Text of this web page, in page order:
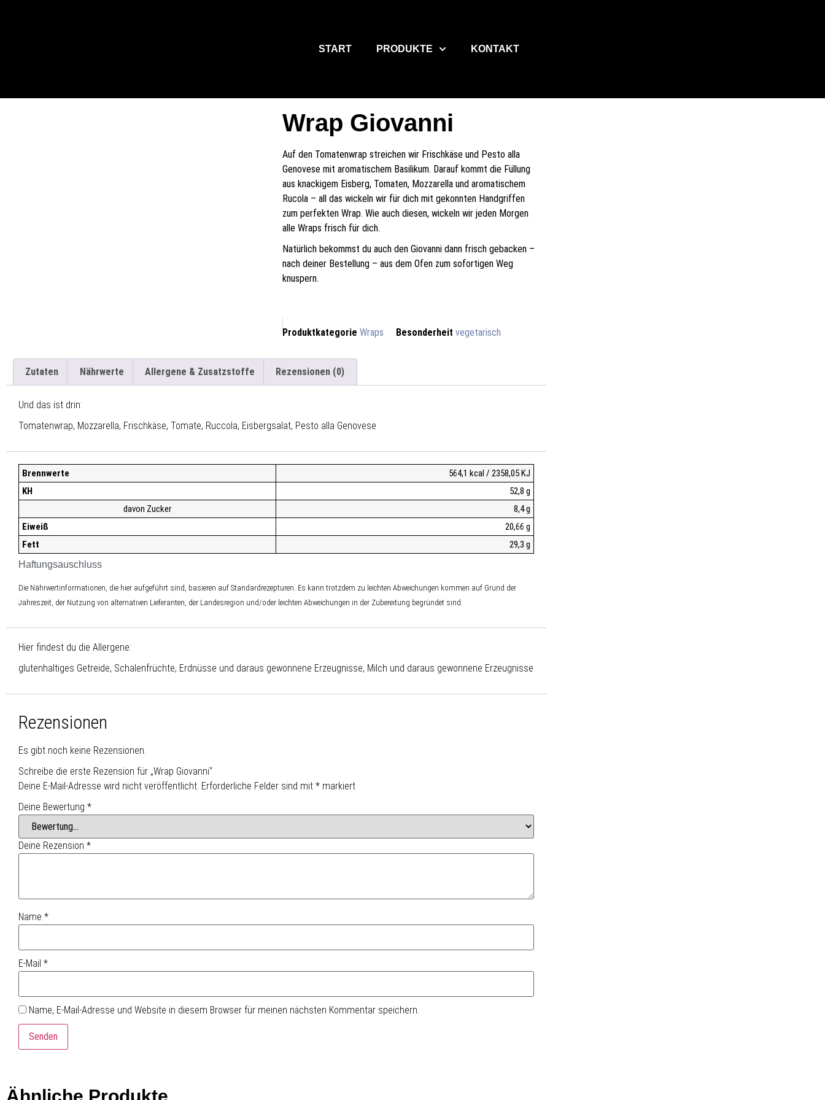
START PRODUKTE KONTAKT
Wrap Giovanni
Auf den Tomatenwrap streichen wir Frischkäse und Pesto alla
Genovese mit aromatischem Basilikum. Darauf kommt die Füllung
aus knackigem Eisberg, Tomaten, Mozzarella und aromatischem
Rucola – all das wickeln wir für dich mit gekonnten Handgriffen
zum perfekten Wrap. Wie auch diesen, wickeln wir jeden Morgen
alle Wraps frisch für dich.
Natürlich bekommst du auch den Giovanni dann frisch gebacken –
nach deiner Bestellung – aus dem Ofen zum sofortigen Weg
knuspern.
Produktkategorie Wraps Besonderheit vegetarisch
Zutaten Nährwerte Allergene & Zusatzstoffe Rezensionen (0)
Und das ist drin:
Tomatenwrap, Mozzarella, Frischkäse, Tomate, Ruccola, Eisbergsalat, Pesto alla Genovese
Brennwerte
564,1 kcal / 2358,05 KJ
KH
52,8 g
davon Zucker
8,4 g
Eiweiß
20,66 g
Fett
29,3 g
Haftungsauschluss
Die Nährwertinformationen, die hier aufgeführt sind, basieren auf Standardrezepturen. Es kann trotzdem zu leichten Abweichungen kommen auf Grund der
Jahreszeit, der Nutzung von alternativen Lieferanten, der Landesregion und/oder leichten Abweichungen in der Zubereitung begründet sind.
Hier findest du die Allergene:
glutenhaltiges Getreide, Schalenfrüchte, Erdnüsse und daraus gewonnene Erzeugnisse, Milch und daraus gewonnene Erzeugnisse
Rezensionen
Es gibt noch keine Rezensionen.
Schreibe die erste Rezension für „Wrap Giovanni“
Deine E-Mail-Adresse wird nicht veröffentlicht. Erforderliche Felder sind mit * markiert
Deine Bewertung *
Deine Rezension *
Name *
E-Mail *
Name, E-Mail-Adresse und Website in diesem Browser für meinen nächsten Kommentar speichern.
Ähnliche Produkte